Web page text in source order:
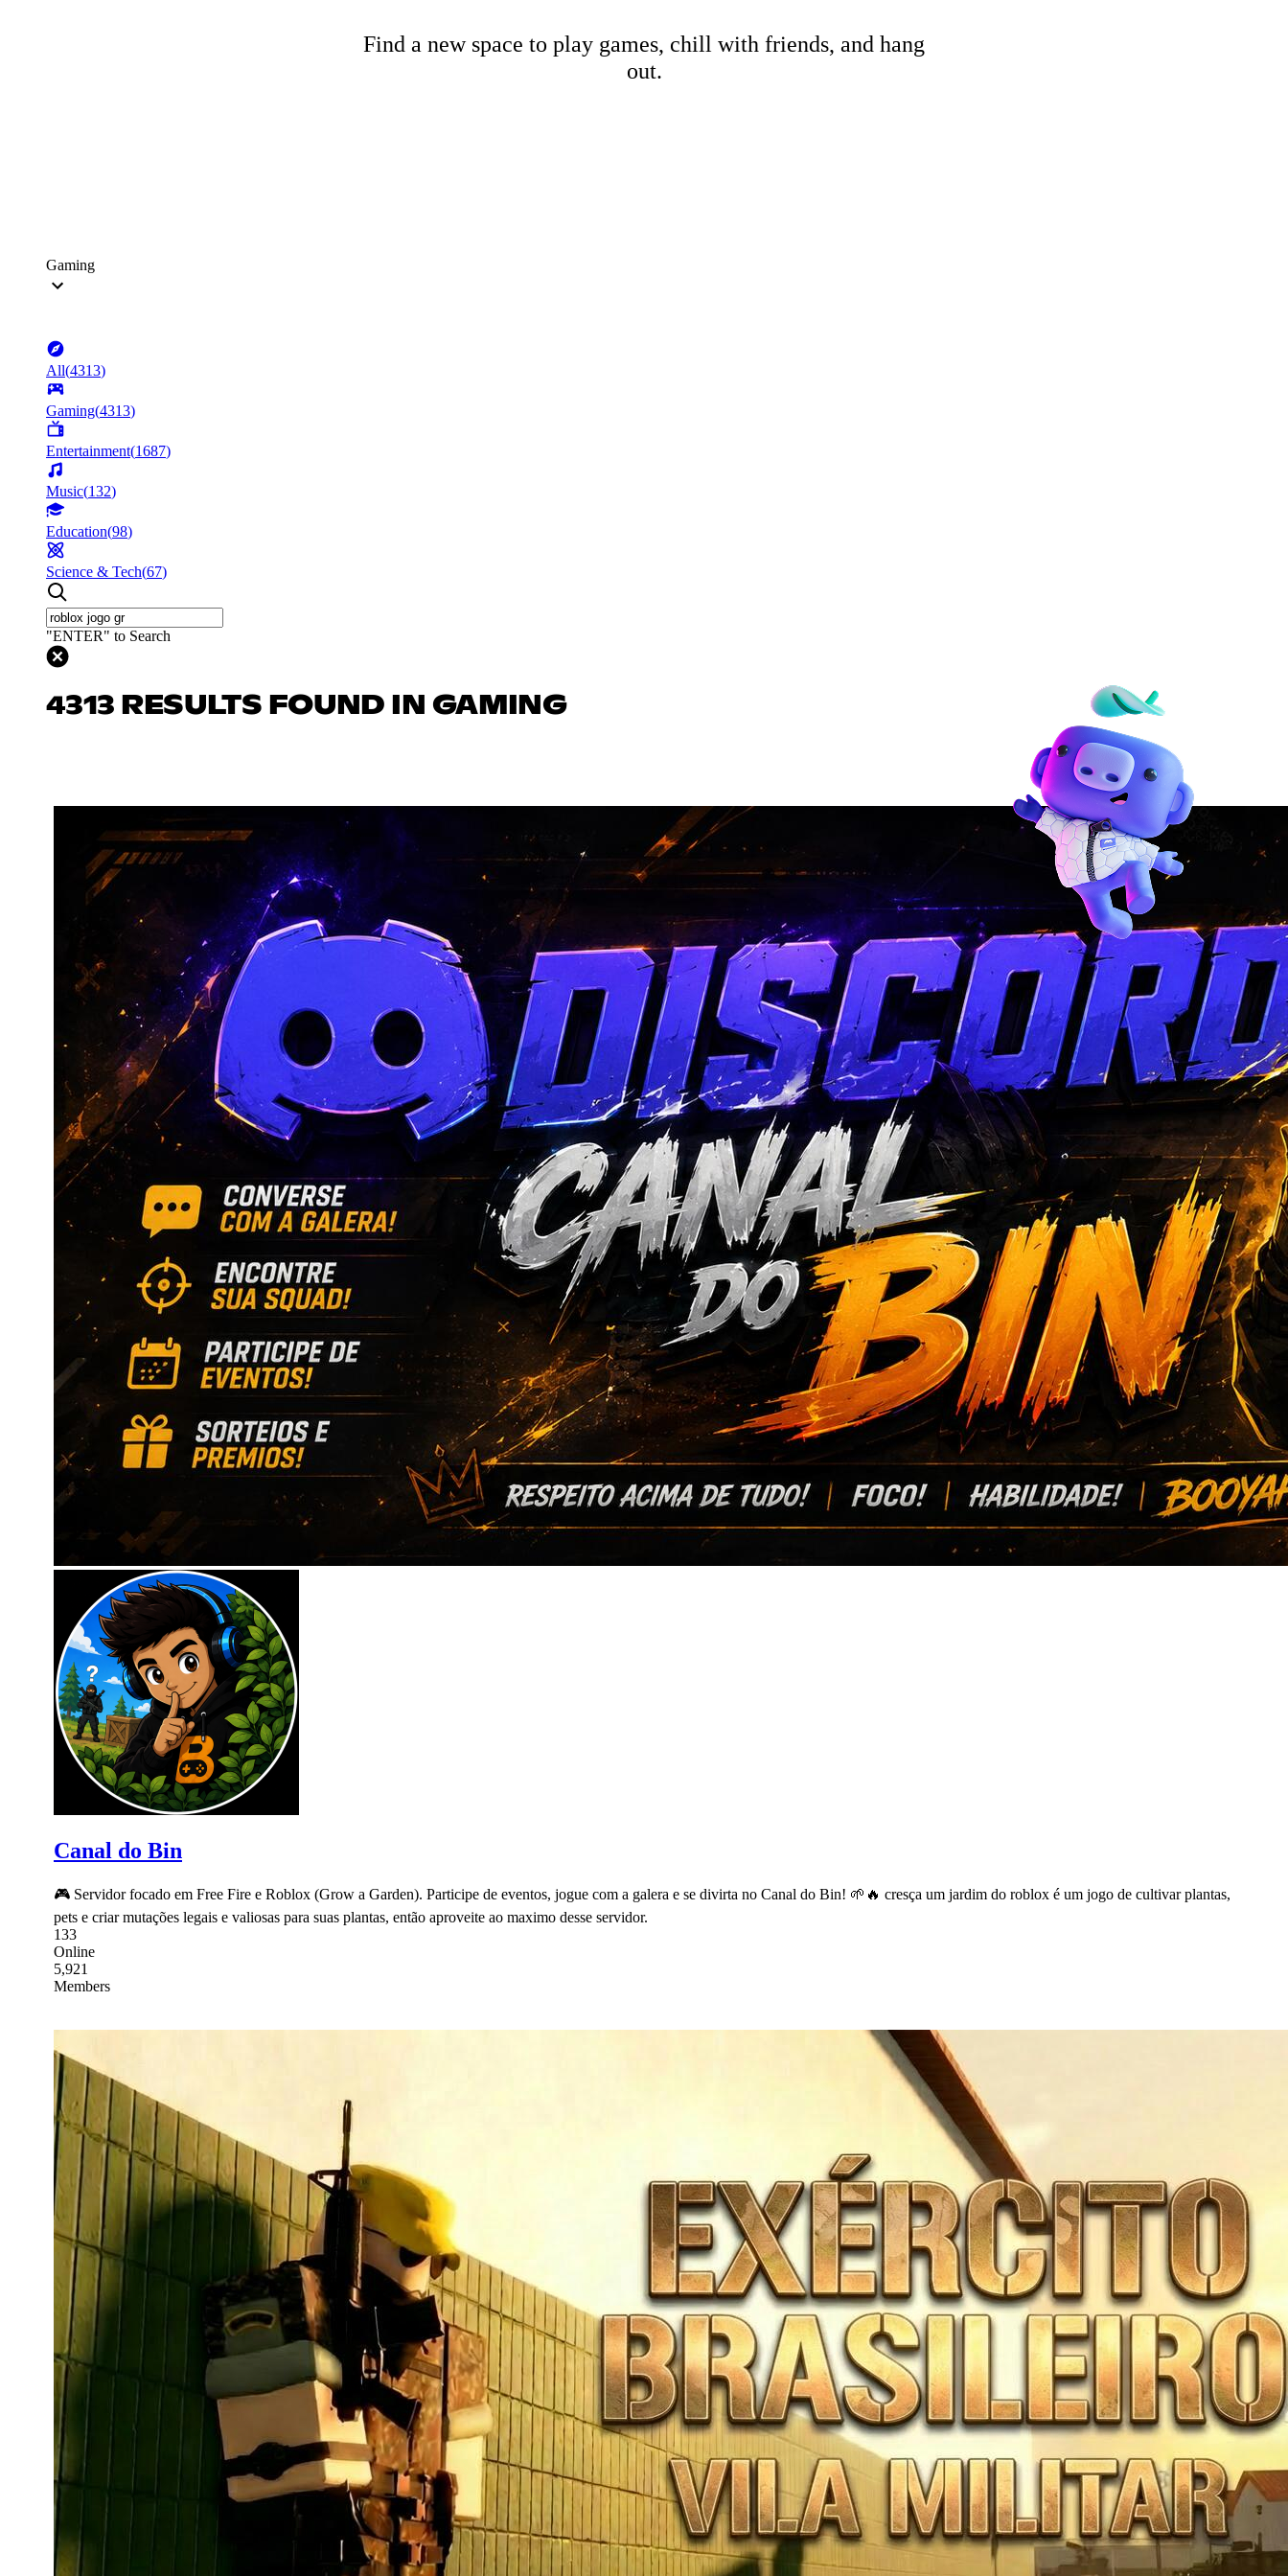
Find a new space to play games, chill with friends, and hang
out.
Gaming
All(4313)
Gaming(4313)
Entertainment(1687)
Music(132)
Education(98)
Science & Tech(67)
"ENTER" to Search
4313 RESULTS FOUND IN GAMING
Canal do Bin
🎮 Servidor focado em Free Fire e Roblox (Grow a Garden). Participe de eventos, jogue com a galera e se divirta no Canal do Bin! 🌱🔥 cresça um jardim do roblox é um jogo de cultivar plantas,
pets e criar mutações legais e valiosas para suas plantas, então aproveite ao maximo desse servidor.
133
Online
5,921
Members